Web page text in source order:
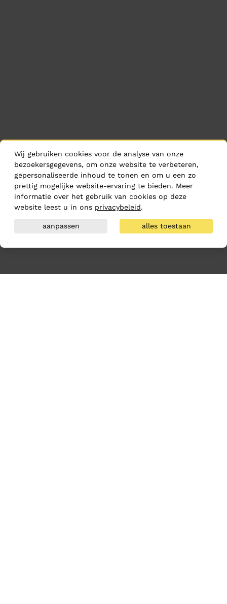
Wij gebruiken cookies voor de analyse van onze
bezoekersgegevens, om onze website te verbeteren,
gepersonaliseerde inhoud te tonen en om u een zo
prettig mogelijke website-ervaring te bieden. Meer
informatie over het gebruik van cookies op deze
website leest u in ons privacybeleid.
aanpassen alles toestaan